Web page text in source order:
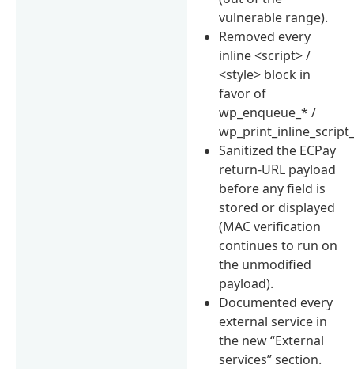
vulnerable range).
Removed every
inline <script> /
<style> block in
favor of
wp_enqueue_* /
Sanitized the ECPay
return-URL payload
before any field is
stored or displayed
(MAC verification
continues to run on
the unmodified
payload).
Documented every
external service in
the new “External
services” section.